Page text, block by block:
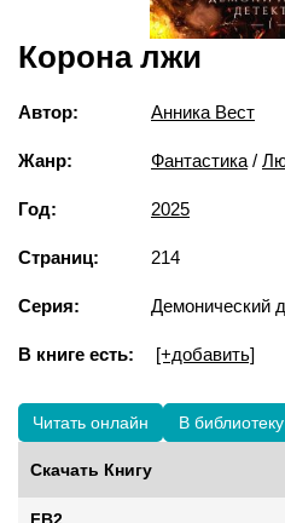
Корона лжи
Автор: Анника Вест
Жанр: Фантастика /
Год: 2025
Страниц: 214
Серия: Демонический
В книге есть: [+добавить]
Читать онлайн В библиотеку
Скачать Книгу